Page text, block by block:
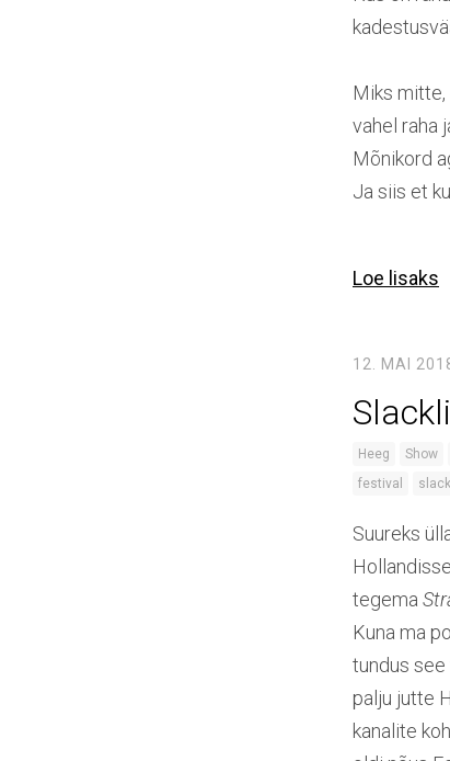
Miks mitte,
vahel raha
Mõnikord
Ja siis et
Loe lisaks
12. MAI
Heeg Show
festival
Suureks
tegema
Kuna ma
tundus see
palju jutte
kanalite